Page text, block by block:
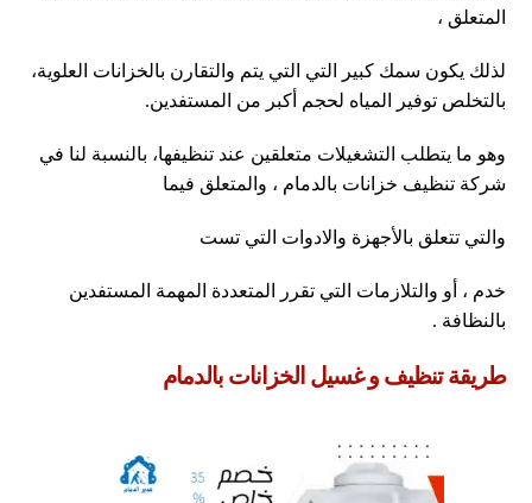
المتعلق ،
لذلك يكون سمك كبير التي التي يتم والتقارن بالخزانات العلوية،
بالتخلص توفير المياه لحجم أكبر من المستفدين.
وهو ما يتطلب التشغيلات متعلقين عند تنظيفها، بالنسبة لنا في
شركة تنظيف خزانات بالدمام ، والمتعلق فيما
والتي تتعلق بالأجهزة والادوات التي تست
خدم ، أو والتلازمات التي تقرر المتعددة المهمة المستفدين
بالنظافة .
طريقة تنظيف و غسيل الخزانات بالدمام